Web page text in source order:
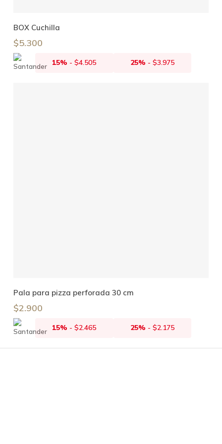
BOX Cuchilla
$5.300
15% -$4.505 25% - $3.975
Añadir Al Carrito
Pala para pizza perforada 30 cm
$2.900
15% -$2.465 25% - $2.175